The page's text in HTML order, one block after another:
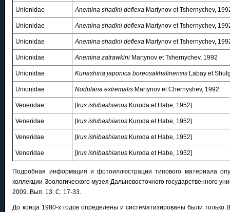
Unionidae Anemina shadini deflexa Martynov et Tshernychev,
Unionidae Anemina shadini deflexa Martynov et Tshernychev,
Unionidae Anemina shadini deflexa Martynov et Tshernychev,
Unionidae Anemina zatrawkini Martynov et Tshernychev, 1992
Unionidae Kunashiria japonica boreosakhalinensis Labay et
Unionidae Nodularia extremalis Martynov et Chernyshev, 1992
Veneridae [Irus ishibashianus Kuroda et Habe, 1952]
Veneridae [Irus ishibashianus Kuroda et Habe, 1952]
Veneridae [Irus ishibashianus Kuroda et Habe, 1952]
Veneridae [Irus ishibashianus Kuroda et Habe, 1952]
Подробная информация и фотоиллюстрации типового материала
коллекции Зоологического музея Дальневосточного государственного
2009. Вып. 13. С. 17-33.
До конца 1980-х годов определены и систематизированы были только